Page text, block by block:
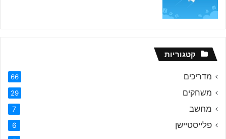
קטגוריות
מדריכים 66
משחקים 29
מחשב 7
פלייסטיישן 6